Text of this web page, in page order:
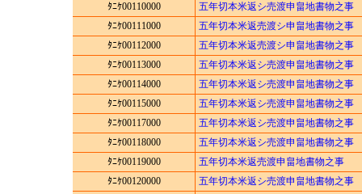
ﾀﾆｹ00110000
五年切本米返シ売渡申畠地書物之事
ﾀﾆｹ00111000
五年切本米返売渡シ申畠地書物之事
ﾀﾆｹ00112000
五年切本米返売渡シ申畠地書物之事
ﾀﾆｹ00113000
五年切本米返シ売渡申畠地書物之事
ﾀﾆｹ00114000
五年切本米返シ売渡申畠地書物之事
ﾀﾆｹ00115000
五年切本米返シ売渡申畠地書物之事
ﾀﾆｹ00117000
五年切本米返シ売渡申畠地書物之事
ﾀﾆｹ00118000
五年切本米返シ売渡申畠地書物之事
ﾀﾆｹ00119000
五年切本米返売渡申畠地書物之事
ﾀﾆｹ00120000
五年切本米返シ売渡申畠地書物之事